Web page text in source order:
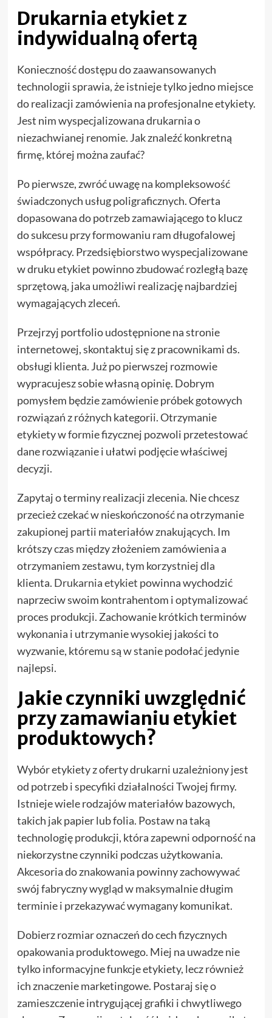
Drukarnia etykiet z
indywidualną ofertą
Konieczność dostępu do zaawansowanych
technologii sprawia, że istnieje tylko jedno miejsce
do realizacji zamówienia na profesjonalne etykiety.
Jest nim wyspecjalizowana drukarnia o
niezachwianej renomie. Jak znaleźć konkretną
firmę, której można zaufać?
Po pierwsze, zwróć uwagę na kompleksowość
świadczonych usług poligraficznych. Oferta
dopasowana do potrzeb zamawiającego to klucz
do sukcesu przy formowaniu ram długofalowej
współpracy. Przedsiębiorstwo wyspecjalizowane
w druku etykiet powinno zbudować rozległą bazę
sprzętową, jaka umożliwi realizację najbardziej
wymagających zleceń.
Przejrzyj portfolio udostępnione na stronie
internetowej, skontaktuj się z pracownikami ds.
obsługi klienta. Już po pierwszej rozmowie
wypracujesz sobie własną opinię. Dobrym
pomysłem będzie zamówienie próbek gotowych
rozwiązań z różnych kategorii. Otrzymanie
etykiety w formie fizycznej pozwoli przetestować
dane rozwiązanie i ułatwi podjęcie właściwej
decyzji.
Zapytaj o terminy realizacji zlecenia. Nie chcesz
przecież czekać w nieskończoność na otrzymanie
zakupionej partii materiałów znakujących. Im
krótszy czas między złożeniem zamówienia a
otrzymaniem zestawu, tym korzystniej dla
klienta. Drukarnia etykiet powinna wychodzić
naprzeciw swoim kontrahentom i optymalizować
proces produkcji. Zachowanie krótkich terminów
wykonania i utrzymanie wysokiej jakości to
wyzwanie, któremu są w stanie podołać jedynie
najlepsi.
Jakie czynniki uwzględnić
przy zamawianiu etykiet
produktowych?
Wybór etykiety z oferty drukarni uzależniony jest
od potrzeb i specyfiki działalności Twojej firmy.
Istnieje wiele rodzajów materiałów bazowych,
takich jak papier lub folia. Postaw na taką
technologię produkcji, która zapewni odporność na
niekorzystne czynniki podczas użytkowania.
Akcesoria do znakowania powinny zachowywać
swój fabryczny wygląd w maksymalnie długim
terminie i przekazywać wymagany komunikat.
Dobierz rozmiar oznaczeń do cech fizycznych
opakowania produktowego. Miej na uwadze nie
tylko informacyjne funkcje etykiety, lecz również
ich znaczenie marketingowe. Postaraj się o
zamieszczenie intrygującej grafiki i chwytliwego